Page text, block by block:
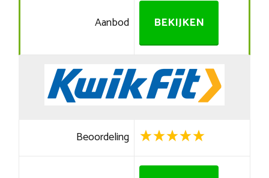
Aanbod BEKIJKEN
Beoordeling